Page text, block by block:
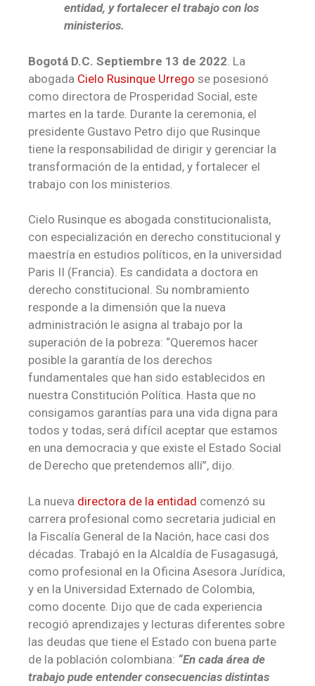
entidad, y fortalecer el trabajo con los
ministerios.
Bogotá D.C. Septiembre 13 de 2022 . La
abogada Cielo Rusinque Urrego se posesionó
como directora de Prosperidad Social, este
martes en la tarde. Durante la ceremonia, el
presidente Gustavo Petro dijo que Rusinque
tiene la responsabilidad de dirigir y gerenciar la
transformación de la entidad, y fortalecer el
trabajo con los ministerios.
Cielo Rusinque es abogada constitucionalista,
con especialización en derecho constitucional y
maestría en estudios políticos, en la universidad
Paris II (Francia). Es candidata a doctora en
derecho constitucional. Su nombramiento
responde a la dimensión que la nueva
administración le asigna al trabajo por la
superación de la pobreza: “Queremos hacer
posible la garantía de los derechos
fundamentales que han sido establecidos en
nuestra Constitución Política. Hasta que no
consigamos garantías para una vida digna para
todos y todas, será difícil aceptar que estamos
en una democracia y que existe el Estado Social
de Derecho que pretendemos allí”, dijo.
La nueva directora de la entidad comenzó su
carrera profesional como secretaria judicial en
la Fiscalía General de la Nación, hace casi dos
décadas. Trabajó en la Alcaldía de Fusagasugá,
como profesional en la Oficina Asesora Jurídica,
y en la Universidad Externado de Colombia,
como docente. Dijo que de cada experiencia
recogió aprendizajes y lecturas diferentes sobre
las deudas que tiene el Estado con buena parte
de la población colombiana: “En cada área de
trabajo pude entender consecuencias distintas